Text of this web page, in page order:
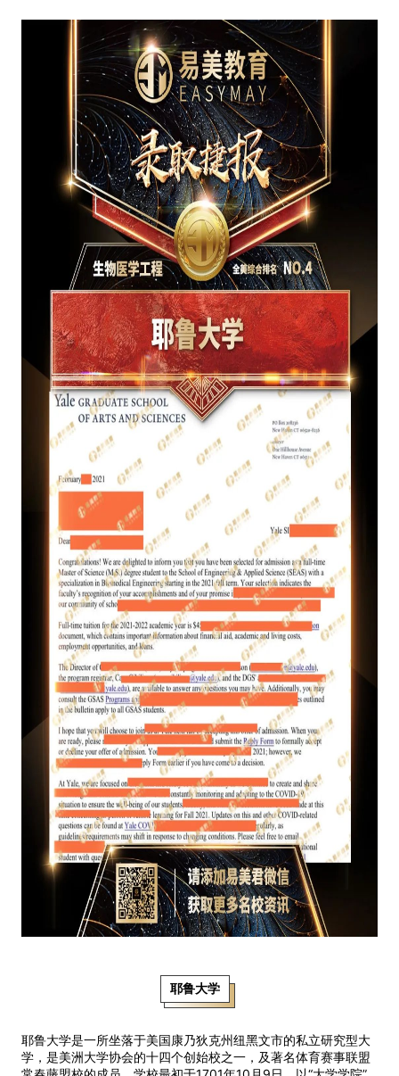
耶鲁大学
耶鲁大学是一所坐落于美国康乃狄克州纽黑文市的私立研究型大
学，是美洲大学协会的十四个创始校之一，及著名体育赛事联盟